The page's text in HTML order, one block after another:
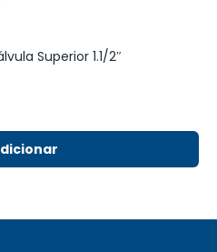
Superior 1.1/2″